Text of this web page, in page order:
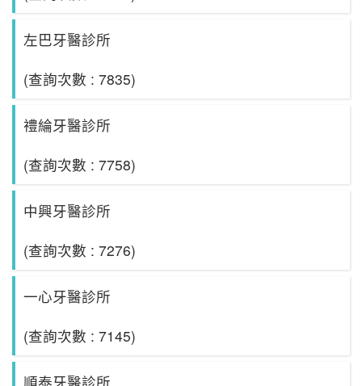
左巴牙醫診所
(查詢次數 : 7835)
禮綸牙醫診所
(查詢次數 : 7758)
中興牙醫診所
(查詢次數 : 7276)
一心牙醫診所
(查詢次數 : 7145)
順泰牙醫診所